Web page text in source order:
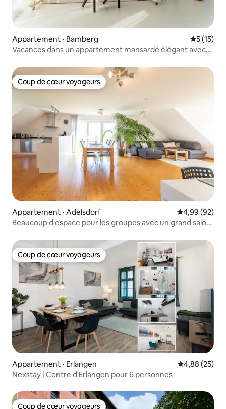
Appartement ⋅ Bamberg
5 (15)
Vacances dans un appartement mansardé élégant avec
Coup de cœur voyageurs
Coup de cœur voyageurs
Appartement ⋅ Adelsdorf Évaluation
4,99 (92)
Beaucoup d'espace pour les groupes avec un grand salon-
Coup de cœur voyageurs
Coup de cœur voyageurs
Appartement ⋅ Erlangen Évaluation
4,88 (25)
Nexstay | Centre d'Erlangen pour 6 personnes
Coup de cœur voyageurs